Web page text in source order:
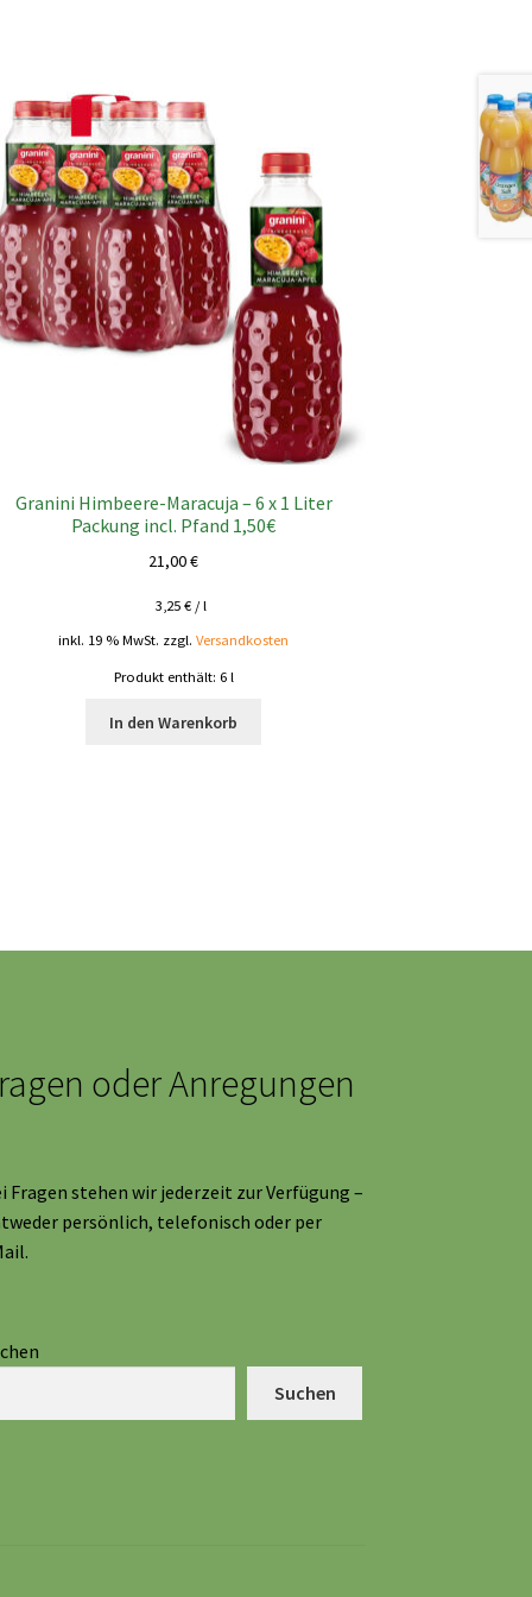
Granini Himbeere-Maracuja – 6 x 1 Liter
Packung incl. Pfand 1,50€
21,00€
3,25 €/l
inkl. 19 % MwSt. zzgl.Versandkosten
Produkt enthält: 6 l
In den Warenkorb
oder Anregungen
Fragen stehen wir jederzeit zur Verfügung –
persönlich, telefonisch oder per
Suchen